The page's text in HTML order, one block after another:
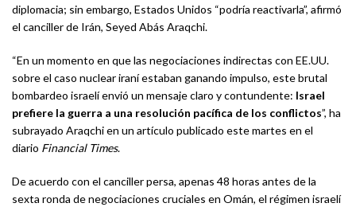
diplomacia; sin embargo, Estados Unidos “podría reactivarla”, afirmó
el canciller de Irán, Seyed Abás Araqchi.
“En un momento en que las negociaciones indirectas con EE.UU.
sobre el caso nuclear iraní estaban ganando impulso, este brutal
bombardeo israelí envió un mensaje claro y contundente: Israel
prefiere la guerra a una resolución pacífica de los conflictos”, ha
subrayado Araqchi en un artículo publicado este martes en el
diario Financial Times.
De acuerdo con el canciller persa, apenas 48 horas antes de la
sexta ronda de negociaciones cruciales en Omán, el régimen israelí